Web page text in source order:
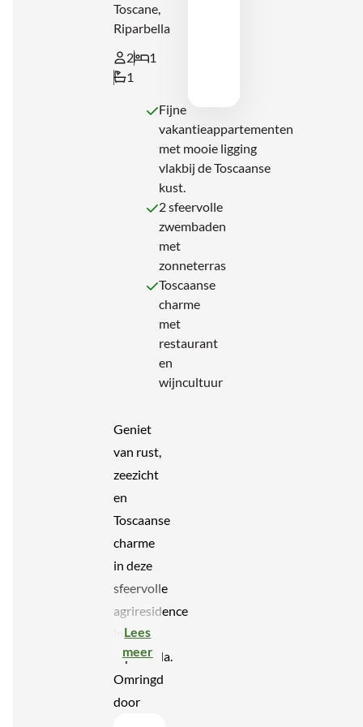
Toscane,
Riparbella
2
1
1
Fijne
vakantieappartementen
met mooie ligging
vlakbij de Toscaanse
kust.
2 sfeervolle
zwembaden
met
zonneterras
Toscaanse
charme
met
restaurant
en
wijncultuur
Geniet
van rust,
zeezicht
en
Toscaanse
charme
in deze
sfeervolle
agriresidence
Riparbella.
Omringd
door
Lees
meer